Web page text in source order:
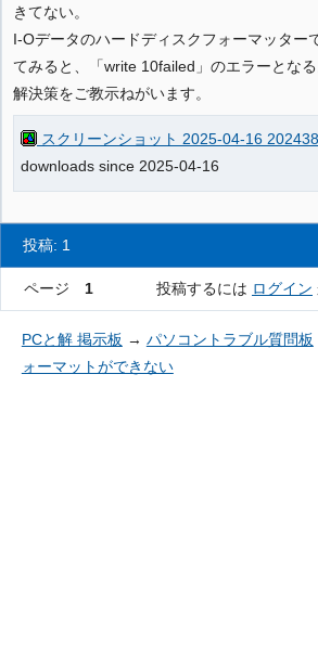
きてない。
I-Oデータのハードディスクフォーマッター
てみると、「write 10failed」のエラーとなる
解決策をご教示ねがいます。
スクリーンショット 2025-04-16
downloads since 2025-04-16
投稿: 1
ページ 1 投稿するには ログイン
PCと解 掲示板 → パソコントラブル質問板
ォーマットができない